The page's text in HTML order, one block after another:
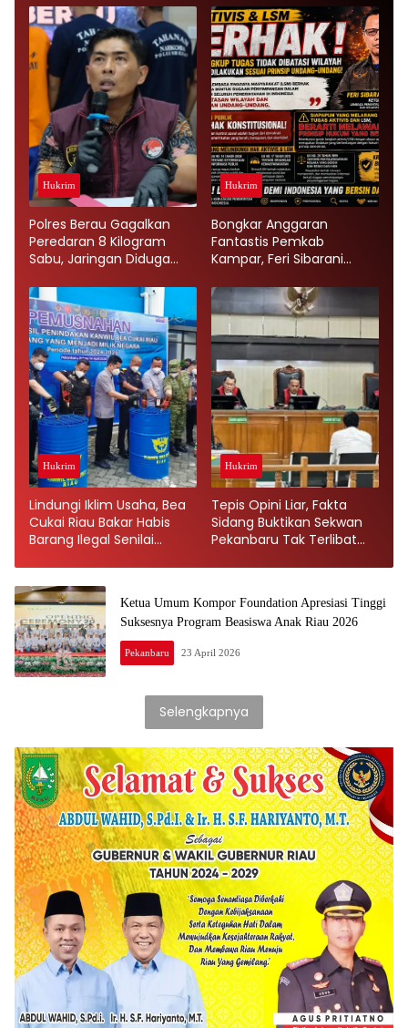
Hukrim
Polres Berau Gagalkan
Peredaran 8 Kilogram
Sabu, Jaringan Diduga
Tarakan
Hukrim
Bongkar Anggaran
Fantastis Pemkab
Kampar, Feri Sibarani
Bebas Mengawasi Tanpa
Batas Wilayah
Hukrim
Lindungi Iklim Usaha, Bea
Cukai Riau Bakar Habis
Barang Ilegal Senilai
Hukrim
Tepis Opini Liar, Fakta
Sidang Buktikan Sekwan
Pekanbaru Tak Terlibat
Ketua Umum Kompor Foundation Apresiasi Tinggi
Suksesnya Program Beasiswa Anak Riau 2026
Pekanbaru 23 April 2026
Selengkapnya